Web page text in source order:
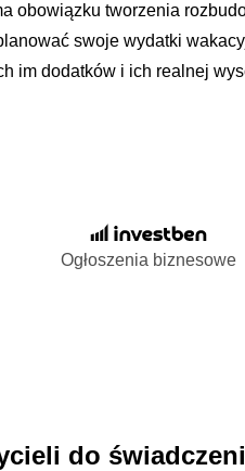
obowiązku tworzenia
swoje wydatki
im dodatków i ich realnej
Ogłoszenia biznesowe
do